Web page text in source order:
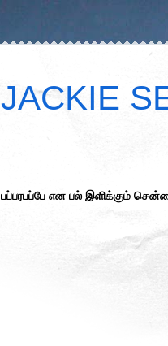
JACKIE
பப்பரபப்பே என பல் இளிக்கும்